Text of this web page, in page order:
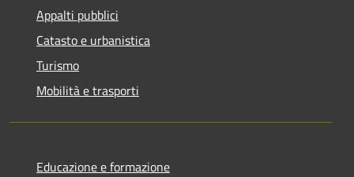
Appalti pubblici
Catasto e urbanistica
Turismo
Mobilità e trasporti
Educazione e formazione